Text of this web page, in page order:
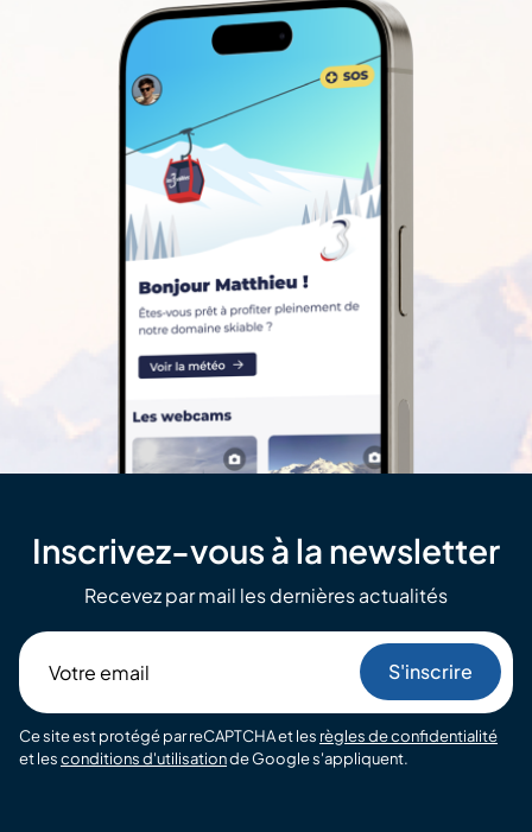
Inscrivez-vous à la newsletter
Recevez par mail les dernières actualités
email
Ce site est protégé par reCAPTCHA et les règles de confidentialité
et lesconditions d'utilisationde Google s'appliquent.